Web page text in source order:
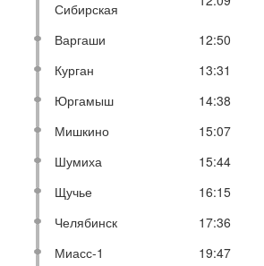
Сибирская
Варгаши 12:50
Курган
13:31
Юргамыш
14:38
Мишкино
15:07
Шумиха
15:44
Щучье
16:15
Челябинск
17:36
Миасс-1
19:47